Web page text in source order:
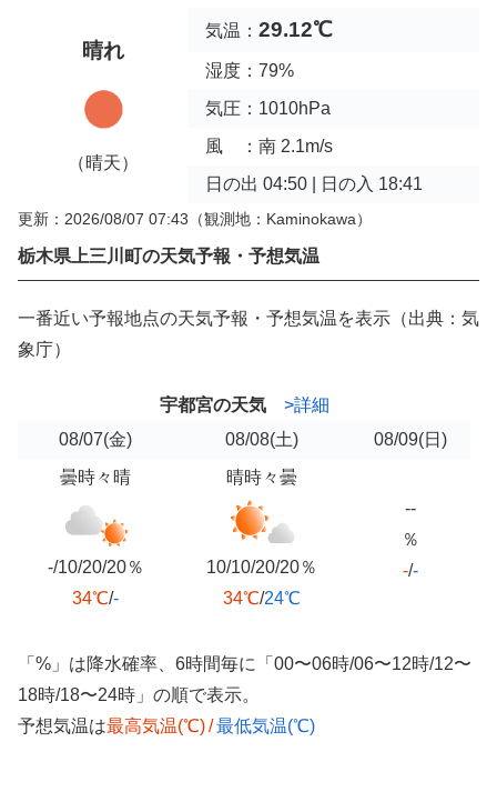
晴れ
（晴天）
気温： 29.12℃
湿度：79%
気圧：1010hPa
風 ：南 2.1m/s
日の出 04:50 | 日の入 18:41
更新：2026/08/07 07:43 （観測地：Kaminokawa）
栃木県上三川町の天気予報・予想気温
一番近い予報地点の天気予報・予想気温を表示（出典：気
象庁）
宇都宮の天気
>詳細
08/07(金) 08/08(土) 08/09(日)
曇時々晴
-/10/20/20％
34℃/-
晴時々曇
10/10/20/20％
34℃/24℃
--
％
-/-
「%」は降水確率、6時間毎に「00〜06時/06〜12時/12〜
18時/18〜24時」の順で表示。
予想気温は最高気温(℃)/最低気温(℃)